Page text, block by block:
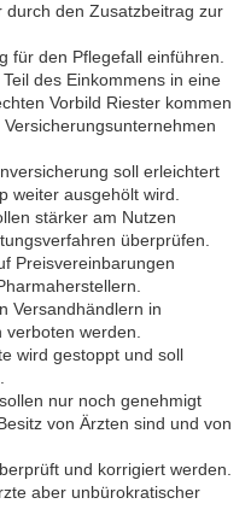
durch den Zusatzbeitrag zur
für den Pflegefall einführen.
des Einkommens in eine
Vorbild Riester kommen
soll erleichtert
weiter ausgehölt wird.
stärker am Nutzen
überprüfen.
Preisvereinbarungen
Versandhändlern in
werden.
wird gestoppt und soll
nur noch genehmigt
von Ärzten sind und von
und korrigiert werden.
aber unbürokratischer